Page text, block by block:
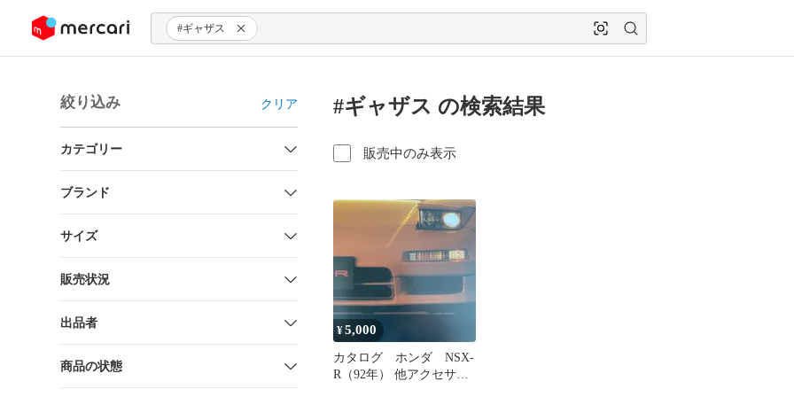
ツにスキップ #ギャザス
絞り込み クリア
カテゴリー
ブランド
サイズ
販売状況
出品者
商品の状態
#ギャザス の検索結果
販売中のみ表示
¥5,000
カタログ ホンダ NSX-
R（92年） 他アクセサリ